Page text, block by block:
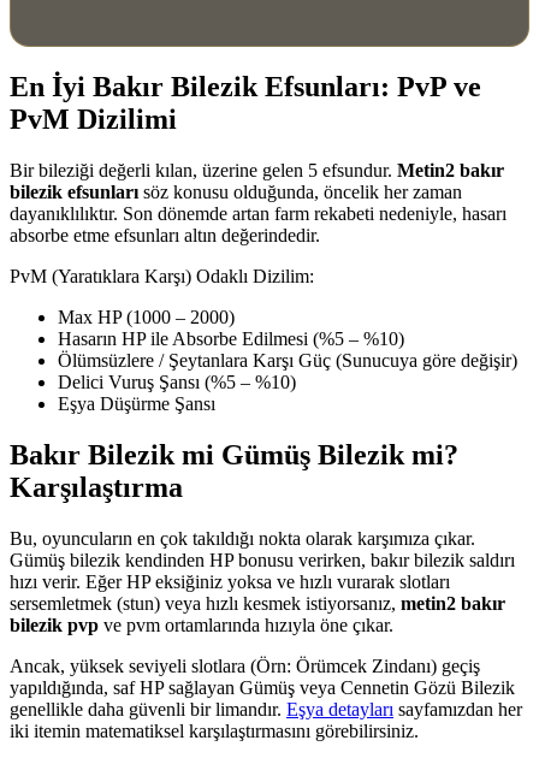
En İyi Bakır Bilezik Efsunları: PvP ve
PvM Dizilimi
Bir bileziği değerli kılan, üzerine gelen 5 efsundur. Metin2 bakır
bilezik efsunları söz konusu olduğunda, öncelik her zaman
dayanıklılıktır. Son dönemde artan farm rekabeti nedeniyle, hasarı
absorbe etme efsunları altın değerindedir.
PvM (Yaratıklara Karşı) Odaklı Dizilim:
Max HP (1000 – 2000)
Hasarın HP ile Absorbe Edilmesi (%5 – %10)
Ölümsüzlere / Şeytanlara Karşı Güç (Sunucuya göre değişir)
Delici Vuruş Şansı (%5 – %10)
Eşya Düşürme Şansı
Bakır Bilezik mi Gümüş Bilezik mi?
Karşılaştırma
Bu, oyuncuların en çok takıldığı nokta olarak karşımıza çıkar.
Gümüş bilezik kendinden HP bonusu verirken, bakır bilezik saldırı
hızı verir. Eğer HP eksiğiniz yoksa ve hızlı vurarak slotları
sersemletmek (stun) veya hızlı kesmek istiyorsanız, metin2 bakır
bilezik pvp ve pvm ortamlarında hızıyla öne çıkar.
Ancak, yüksek seviyeli slotlara (Örn: Örümcek Zindanı) geçiş
yapıldığında, saf HP sağlayan Gümüş veya Cennetin Gözü Bilezik
genellikle daha güvenli bir limandır. Eşya detayları sayfamızdan her
iki itemin matematiksel karşılaştırmasını görebilirsiniz.